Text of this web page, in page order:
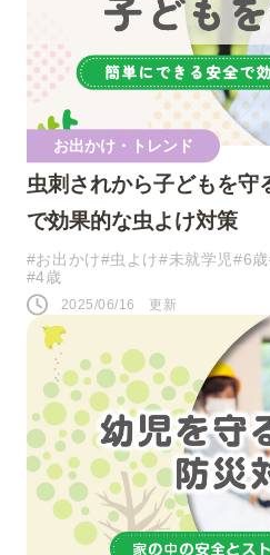
お出かけ・トレンド
虫刺されから子どもを守
で効果的な虫よけ対策
#お出かけ#虫よけ#未就学児#6歳
#4歳
2025/06/16 更新